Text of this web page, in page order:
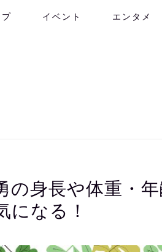
イベント エンタメ
の身長や体重・
になる！